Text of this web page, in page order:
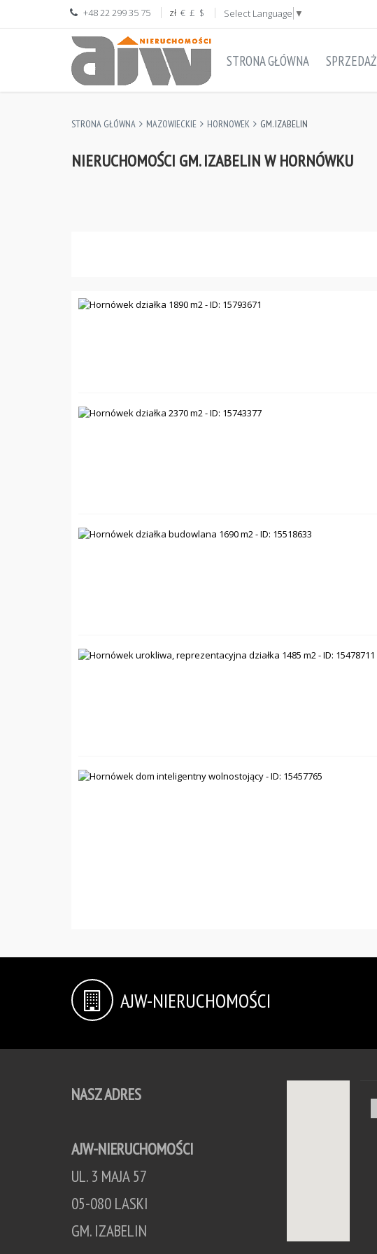
+48 22 299 35 75 zł € £ $ Select Language ▼
STRONA GŁÓWNA SPRZEDAŻ
STRONA GŁÓWNA MAZOWIECKIE HORNOWEK GM. IZABELIN
NIERUCHOMOŚCI GM. IZABELIN W HORNÓWKU
AJW-NIERUCHOMOŚCI
NASZ ADRES
AJW-NIERUCHOMOŚCI
UL. 3 MAJA 57
05-080 LASKI
GM. IZABELIN